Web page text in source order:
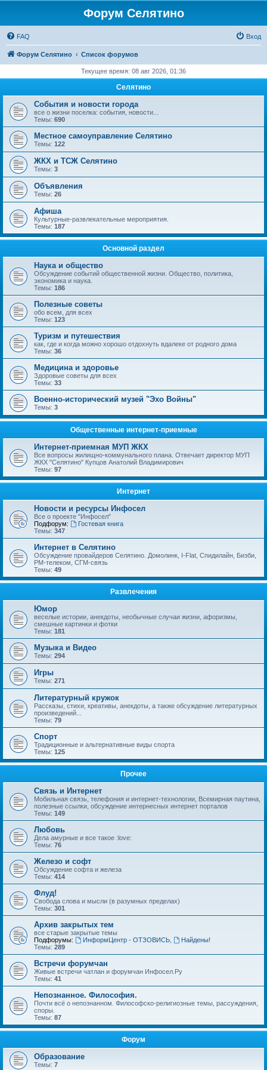
Форум Селятино
FAQ Вход
Форум Селятино Список форумов
Текущее время: 08 авг 2026, 01:36
Селятино
События и новости города
все о жизни поселка: события, новости...
Темы: 690
Местное самоуправление Селятино
Темы: 122
ЖКХ и ТСЖ Селятино
Темы: 3
Объявления
Темы: 26
Афиша
Культурные-развлекательные мероприятия.
Темы: 187
Основной раздел
Наука и общество
Обсуждение событий общественной жизни. Общество, политика,
экономика и наука.
Темы: 186
Полезные советы
обо всем, для всех
Темы: 123
Туризм и путешествия
как, где и когда можно хорошо отдохнуть вдалеке от родного дома
Темы: 36
Медицина и здоровье
Здоровые советы для всех
Темы: 33
Военно-исторический музей "Эхо Войны"
Темы: 3
Общественные интернет-приемные
Интернет-приемная МУП ЖКХ
Все вопросы жилищно-коммунального плана. Отвечает директор МУП
ЖКХ "Селятино" Купцов Анатолий Владимирович
Темы: 97
Интернет
Новости и ресурсы Инфосел
Все о проекте "Инфосел"
Подфорум:
Гостевая книга
Темы: 347
Интернет в Селятино
Обсуждение провайдеров Селятино. Домолинк, I-Flat, Спидилайн, Бизби,
РМ-телеком, СГМ-связь
Темы: 49
Развлечения
Юмор
веселые истории, анекдоты, необычные случаи жизни, афоризмы,
смешные картинки и фотки
Темы: 181
Музыка и Видео
Темы: 294
Игры
Темы: 271
Литературный кружок
Рассказы, стихи, креативы, анекдоты, а также обсуждение литературных
произведений...
Темы: 79
Спорт
Традиционные и альтернативные виды спорта
Темы: 125
Прочее
Связь и Интернет
Мобильная связь, телефония и интернет-технологии, Всемирная паутина,
полезные ссылки, обсуждение интернесных интернет порталов
Темы: 149
Любовь
Дела амурные и все такое :love:
Темы: 76
Железо и софт
Обсуждение софта и железа
Темы: 414
Флуд!
Свобода слова и мысли (в разумных пределах)
Темы: 301
Архив закрытых тем
все старые закрытые темы
Подфорумы:
ИнформЦентр - ОТЗОВИСЬ,
Найдены!
Темы: 289
Встречи форумчан
Живые встречи чатлан и форумчан Инфосел.Ру
Темы: 41
Непознанное. Философия.
Почти всё о непознанном. Философско-религиозные темы, рассуждения,
споры.
Темы: 87
Форум
Образование
Темы: 7